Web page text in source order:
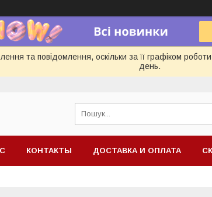
та повідомлення, оскільки за її графіком
день.
КОНТАКТЫ ДОСТАВКА И ОПЛАТА